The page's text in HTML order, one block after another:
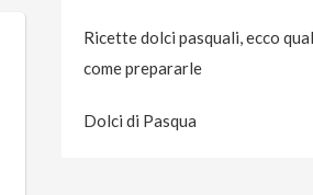
Ricette dolci pasquali, ecco
come prepararle
Dolci di Pasqua